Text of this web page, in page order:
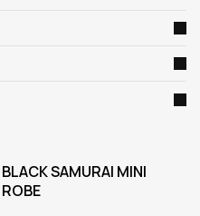
BLACK SAMURAI MINI
ROBE